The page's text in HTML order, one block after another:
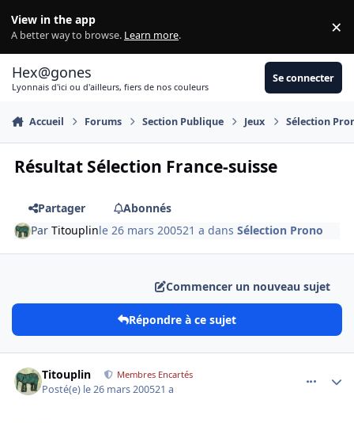
View in the app
A better way to browse. Learn more. ×
Hex@gones
Lyonnais d'ici ou d'ailleurs, fiers de nos couleurs
Se connecter
Accueil Forums Section Publique Jeux Sélection
Résultat Sélection France-suisse
Partager
Abonnés
ParTitouplinle 26 mars 200521 a dansSélection Prono
Commencer un nouveau sujet
Répondre à ce sujet
Titouplin Membres Encartés
Posté(e) le 26 mars 200521 a